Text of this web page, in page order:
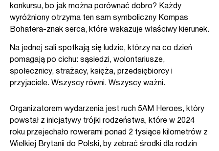
konkursu, bo jak można porównać dobro? Każdy
wyróżniony otrzyma ten sam symboliczny Kompas
Bohatera-znak serca, które wskazuje właściwy kierunek.
Na jednej sali spotkają się ludzie, którzy na co dzień
pomagają po cichu: sąsiedzi, wolontariusze,
społecznicy, strażacy, księża, przedsiębiorcy i
przyjaciele. Wszyscy równi. Wszyscy ważni.
Organizatorem wydarzenia jest ruch 5AM Heroes, który
powstał z inicjatywy trójki rodzeństwa, które w 2024
roku przejechało rowerami ponad 2 tysiące kilometrów z
Wielkiej Brytanii do Polski, by zebrać środki dla rodzin